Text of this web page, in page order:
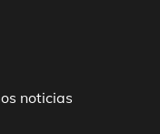
noticias